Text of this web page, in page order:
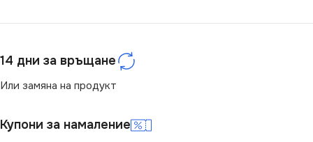
220V
Стандартна 220V
14 дни за връщане
Или замяна на продукт
Купони за намаление